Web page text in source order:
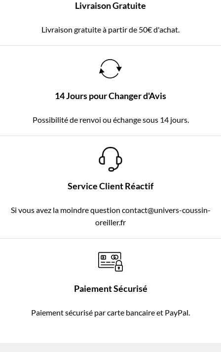
Livraison Gratuite
Livraison gratuite à partir de 50€ d'achat.
14 Jours pour Changer d'Avis
Possibilité de renvoi ou échange sous 14 jours.
Service Client Réactif
Si vous avez la moindre question contact@univers-coussin-
oreiller.fr
Paiement Sécurisé
Paiement sécurisé par carte bancaire et PayPal.